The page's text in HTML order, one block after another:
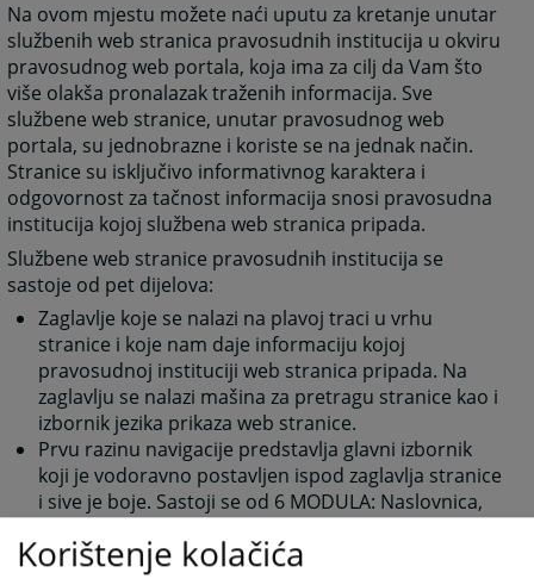
Na ovom mjestu možete naći uputu za kretanje unutar
službenih web stranica pravosudnih institucija u okviru
pravosudnog web portala, koja ima za cilj da Vam što
više olakša pronalazak traženih informacija. Sve
službene web stranice, unutar pravosudnog web
portala, su jednobrazne i koriste se na jednak način.
Stranice su isključivo informativnog karaktera i
odgovornost za tačnost informacija snosi pravosudna
institucija kojoj službena web stranica pripada.
Službene web stranice pravosudnih institucija se
sastoje od pet dijelova:
Zaglavlje koje se nalazi na plavoj traci u vrhu
stranice i koje nam daje informaciju kojoj
pravosudnoj instituciji web stranica pripada. Na
zaglavlju se nalazi mašina za pretragu stranice kao i
izbornik jezika prikaza web stranice.
Prvu razinu navigacije predstavlja glavni izbornik
koji je vodoravno postavljen ispod zaglavlja stranice
i sive je boje. Sastoji se od 6 MODULA: Naslovnica,
javnošću, Kontakt. Svaki od MODULA predstavlja
Korištenje kolačića